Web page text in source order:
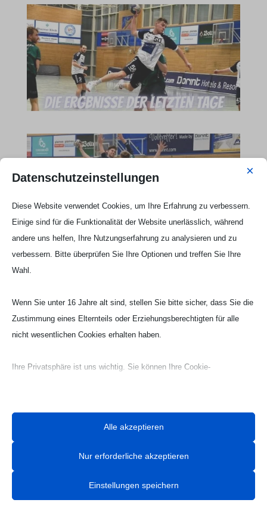
Datenschutzeinstellungen ×
Diese Website verwendet Cookies, um Ihre Erfahrung zu verbessern.
Einige sind für die Funktionalität der Website unerlässlich, während
andere uns helfen, Ihre Nutzungserfahrung zu analysieren und zu
verbessern. Bitte überprüfen Sie Ihre Optionen und treffen Sie Ihre
Wahl.
Wenn Sie unter 16 Jahre alt sind, stellen Sie bitte sicher, dass Sie die
Zustimmung eines Elternteils oder Erziehungsberechtigten für alle
nicht wesentlichen Cookies erhalten haben.
Ihre Privatsphäre ist uns wichtig. Sie können Ihre Cookie-
Sie können Ihre Präferenzen jederzeit ändern, indem Sie auf die
Schaltfläche „Einstellungen“ unten klicken.
Beachten Sie, dass das Deaktivieren bestimmter Arten von Cookies
beeinträchtigen kann.
Alle akzeptieren
Nur erforderliche akzeptieren
Einstellungen speichern